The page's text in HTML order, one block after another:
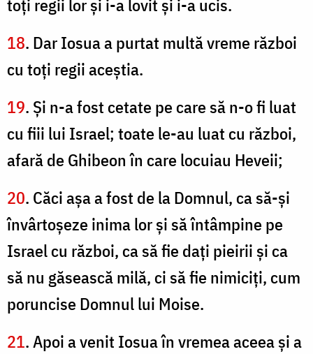
toţi regii lor şi i-a lovit şi i-a ucis.
18. Dar Iosua a purtat multă vreme război
cu toţi regii aceştia.
19. Şi n-a fost cetate pe care să n-o fi luat
cu fiii lui Israel; toate le-au luat cu război,
afară de Ghibeon în care locuiau Heveii;
20. Căci aşa a fost de la Domnul, ca să-şi
învârtoşeze inima lor şi să întâmpine pe
Israel cu război, ca să fie daţi pieirii şi ca
să nu găsească milă, ci să fie nimiciţi, cum
poruncise Domnul lui Moise.
21. Apoi a venit Iosua în vremea aceea şi a